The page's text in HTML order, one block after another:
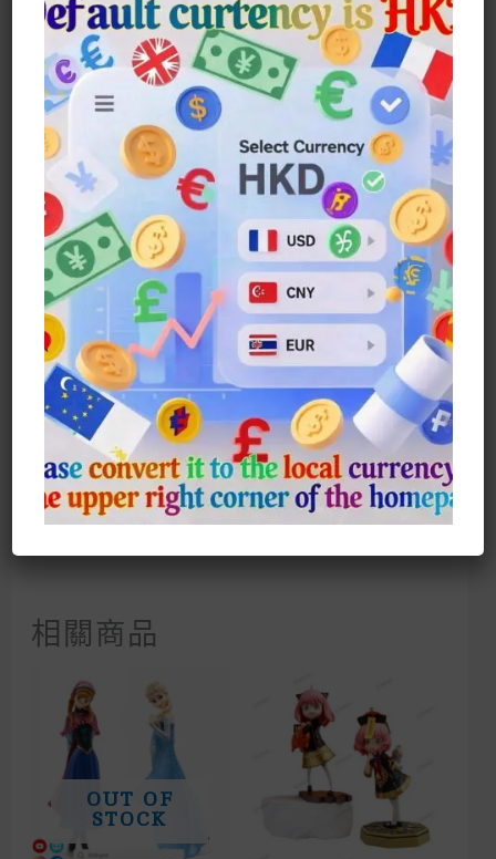
描述
額外資訊
動漫： 百變小櫻
款式： 2款
分別： 睜眼款 及 閉眼款
尺寸：6cm
可分別單購／全套款式購
買。
Anime: Cardcaptor Sakura
Style: 2 Models
Open-Eye And Closed-Eye Styles
Size: 6cm
Can Be Purchased Individually Or
相關商品
OUT OF
STOCK